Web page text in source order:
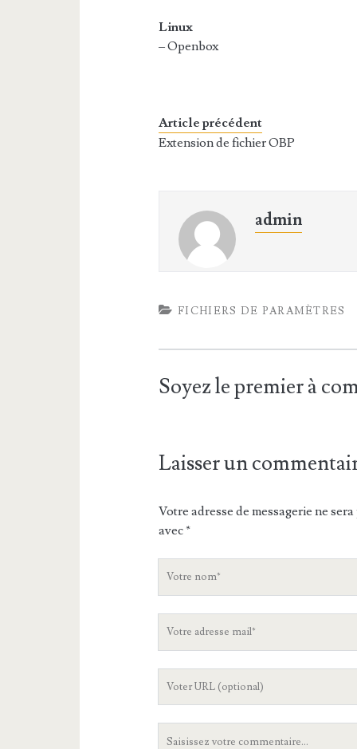
Linux
– Openbox
Article précédent
Extension de fichier OBP
admin
FICHIERS DE PARAMÈTRES
Soyez le premier à
Laisser un
Votre adresse de messagerie ne
avec*
V
n
m
V
a
L
RV